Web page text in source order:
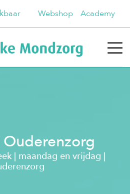
Webshop Academy
Ouderenzorg
| maandag en vrijdag |